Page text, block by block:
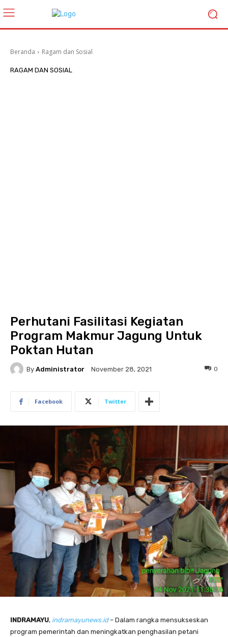
Beranda Ragam dan Sosial
RAGAM DAN SOSIAL
Perhutani Fasilitasi Kegiatan
Program Makmur Jagung Untuk
Poktan Hutan
By Administrator November 28, 2021 0
Facebook Twitter
INDRAMAYU, indramayunews.id– Dalam rangka mensukseskan
program pemerintah dan meningkatkan penghasilan petani